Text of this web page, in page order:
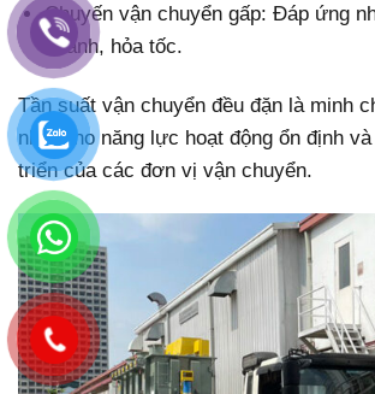
Chuyến vận chuyển gấp: Đáp ứng
nhanh, hỏa tốc.
Tần suất vận chuyển đều đặn là minh
nhất cho năng lực hoạt động ổn định
triển của các đơn vị vận chuyển.